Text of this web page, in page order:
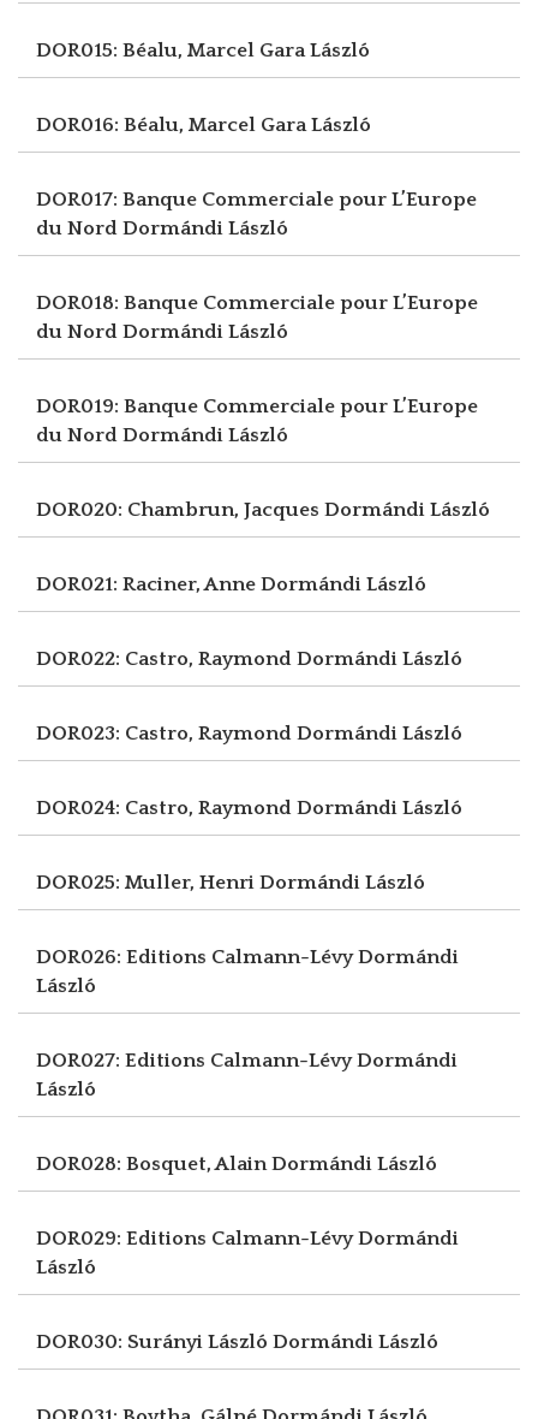
DOR015: Béalu, Marcel Gara László
DOR016: Béalu, Marcel Gara László
DOR017: Banque Commerciale pour L’Europe
du Nord Dormándi László
DOR018: Banque Commerciale pour L’Europe
du Nord Dormándi László
DOR019: Banque Commerciale pour L’Europe
du Nord Dormándi László
DOR020: Chambrun, Jacques Dormándi László
DOR021: Raciner, Anne Dormándi László
DOR022: Castro, Raymond Dormándi László
DOR023: Castro, Raymond Dormándi László
DOR024: Castro, Raymond Dormándi László
DOR025: Muller, Henri Dormándi László
DOR026: Editions Calmann-LévyDormándi
László
DOR027: Editions Calmann-LévyDormándi
László
DOR028: Bosquet, AlainDormándi László
DOR029: Editions Calmann-LévyDormándi
László
DOR030: Surányi László Dormándi László